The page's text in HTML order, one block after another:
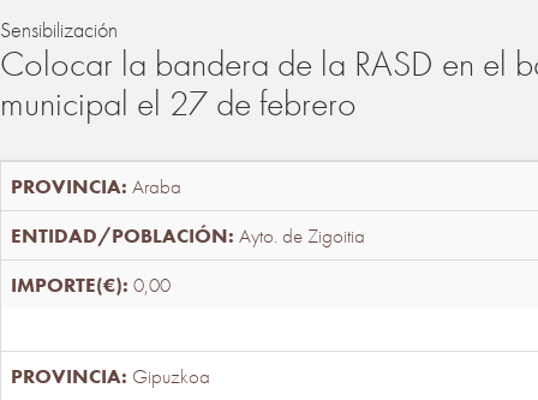
Sensibilización
Colocar la bandera de la RASD en el
municipal el 27 de febrero
Araba
Ayto. de Zigoitia
0,00
Gipuzkoa